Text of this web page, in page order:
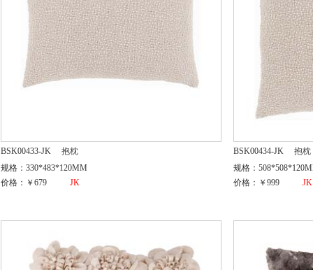
BSK00433-JK
抱枕
规格：330*483*120MM
价格：￥679
JK
BSK00434-JK
抱枕
规格：
价格：￥999
JK